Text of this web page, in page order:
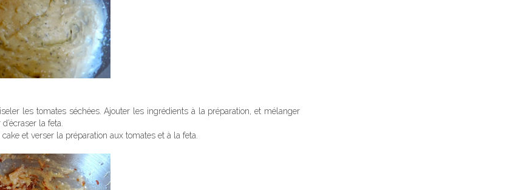
les tomates séchées. Ajouter les ingrédients à la préparation, et mélanger
la feta.
et verser la préparation aux tomates et à la feta.